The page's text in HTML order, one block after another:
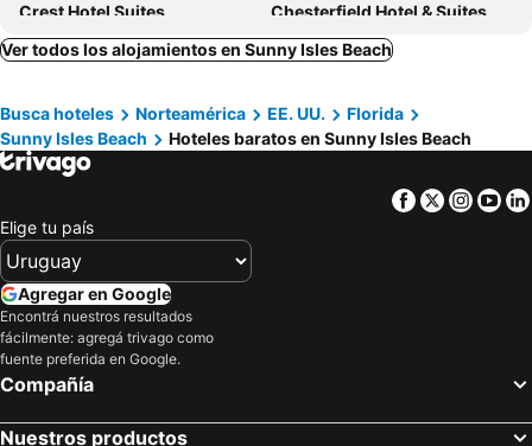
Crest Hotel Suites
Chesterfield Hotel & Suites
Tradewinds Apartment Hotel
Viajero Miami
Radisson Resort Miami Beach YVE Hotel Miami
Cadillac Hotel & Beach Club, Autograph Collection
Aqua Hotel & Suites
Casa Boutique Hotel
Catalina Hotel & Beach Club
InterContinental Miami by IHG
Solé Miami, A Noble House Resort
Sherry Frontenac Oceanfront Hotel
The Gates Hotel South Beach
Residence Inn by Marriott Miami Aventura Mall
San Juan Hotel
Kasa Impala Miami Beach
Ver todos los alojamientos en Sunny Isles Beach
Busca hoteles Norteamérica EE. UU.
Florida
Sunny Isles Beach
Hoteles baratos en Sunny Isles Beach
Facebook
Twitter
Elige tu país
Agregar en Google
Encontrá nuestros resultados
fácilmente: agregá trivago como
fuente preferida en Google.
Compañía
Nuestros productos